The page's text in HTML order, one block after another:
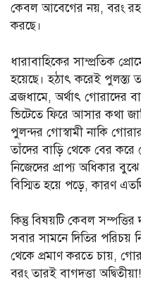
কেবল আবেগের নয়, বরং
করছে।
ধারাবাহিকের সাম্প্রতিক
হয়েছে। হঠাৎ করেই পুলস্ত্য
ব্রজধামে, অর্থাৎ গোরাদের
ভিটেতে ফিরে আসার কথা
পুলন্দর গোস্বামী নাকি
তাঁদের বাড়ি থেকে বের করে
নিজেদের প্রাপ্য অধিকার বুঝে
বিস্মিত হয়ে পড়ে, কারণ
কিন্তু বিষয়টি কেবল
সবার সামনে দিতির পরিচয়
থেকে প্রমাণ করতে চায়,
বরং তারই বাগদত্তা